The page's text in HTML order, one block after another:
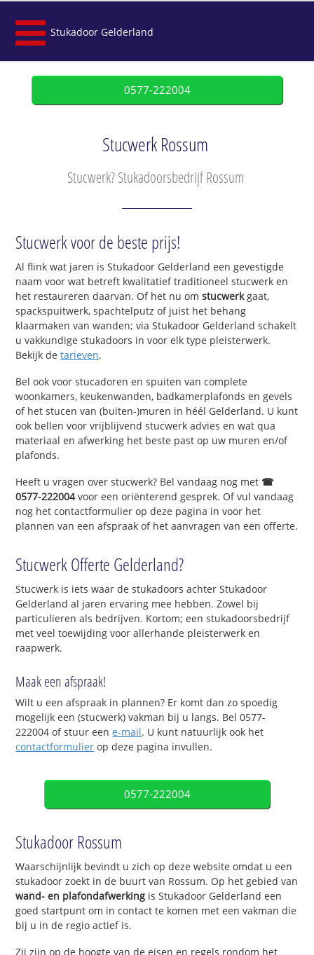
Stukadoor Gelderland
0577-222004
Stucwerk Rossum
Stucwerk? Stukadoorsbedrijf Rossum
Stucwerk voor de beste prijs!
Al flink wat jaren is Stukadoor Gelderland een gevestigde
naam voor wat betreft kwalitatief traditioneel stucwerk en
het restaureren daarvan. Of het nu omstucwerkgaat,
spackspuitwerk, spachtelputz of juist het behang
klaarmaken van wanden; via Stukadoor Gelderland schakelt
u vakkundige stukadoors in voor elk type pleisterwerk.
Bekijk detarieven.
Bel ook voor stucadoren en spuiten van complete
woonkamers, keukenwanden, badkamerplafonds en gevels
of het stucen van (buiten-)muren in héél Gelderland. U kunt
ook bellen voor vrijblijvend stucwerk advies en wat qua
materiaal en afwerking het beste past op uw muren en/of
plafonds.
Heeft u vragen over stucwerk? Bel vandaag nog met ☎
0577-222004voor een oriënterend gesprek. Of vul vandaag
nog het contactformulier op deze pagina in voor het
plannen van een afspraak of het aanvragen van een offerte.
Stucwerk Offerte Gelderland?
Stucwerk is iets waar de stukadoors achter Stukadoor
Gelderland al jaren ervaring mee hebben. Zowel bij
particulieren als bedrijven. Kortom; een stukadoorsbedrijf
met veel toewijding voor allerhande pleisterwerk en
raapwerk.
Maak een afspraak!
Wilt u een afspraak in plannen? Er komt dan zo spoedig
mogelijk een (stucwerk) vakman bij u langs. Bel 0577-
222004 of stuur eene-mail. U kunt natuurlijk ook het
contactformulier op deze pagina invullen.
0577-222004
Stukadoor Rossum
Waarschijnlijk bevindt u zich op deze website omdat u een
stukadoor zoekt in de buurt van Rossum. Op het gebied van
wand- en plafondafwerking is Stukadoor Gelderland een
goed startpunt om in contact te komen met een vakman die
bij u in de regio actief is.
Zij zijn op de hoogte van de eisen en regels rondom het